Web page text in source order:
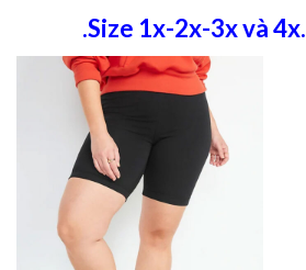
.Size 1x-2x-3x và 4x.